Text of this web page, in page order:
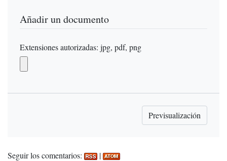
Añadir un documento
Extensiones autorizadas: jpg, pdf, png
Seguir los comentarios: |